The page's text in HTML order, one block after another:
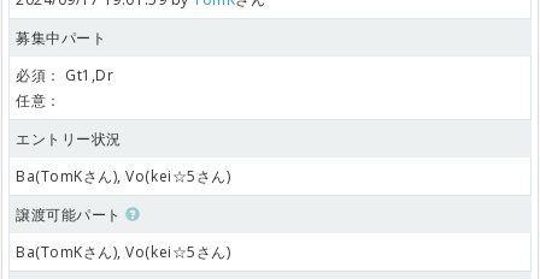
募集中パート
必須： Gt1,Dr
任意：
エントリー状況
Ba(TomKさん), Vo(kei☆5さん)
譲渡可能パート
Ba(TomKさん), Vo(kei☆5さん)